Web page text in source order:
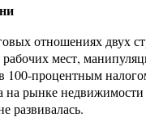
отношениях двух
рабочих мест,
100-процентным
на рынке
развивалась.